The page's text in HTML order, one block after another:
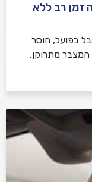
זמן רב ללא
בפועל, חוסר
המצבר מתרוקן,